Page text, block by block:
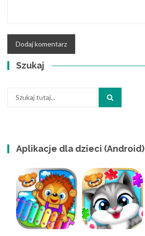
Szukaj
Aplikacje dla dzieci (Android)